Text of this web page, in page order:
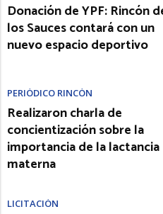
Donación de YPF: Rincón
los Sauces contará con un
nuevo espacio deportivo
PERIÓDICO RINCÓN
Realizaron charla de
concientización sobre la
importancia de la lactancia
materna
LICITACIÓN